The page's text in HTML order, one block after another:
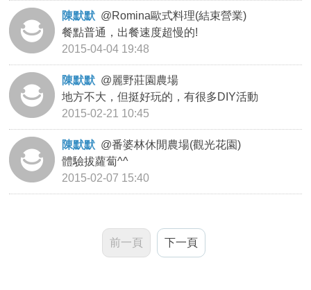
陳默默 @Romina歐式料理(結束營業)
餐點普通，出餐速度超慢的!
2015-04-04 19:48
陳默默 @麗野莊園農場
地方不大，但挺好玩的，有很多DIY活動
2015-02-21 10:45
陳默默 @番婆林休閒農場(觀光花園)
體驗拔蘿蔔^^
2015-02-07 15:40
前一頁 下一頁